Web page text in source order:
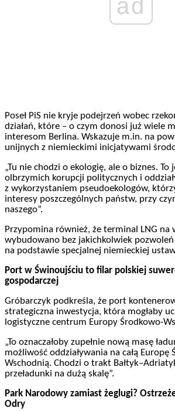
ad
Poseł PiS nie kryje podejrzeń wobec
działań, które – o czym donosi już wiele
interesom Berlina. Wskazuje m.in. na
unijnych z niemieckimi inicjatywami
„Tu nie chodzi o ekologię, ale o biznes. To
olbrzymich korupcji politycznych i
z wykorzystaniem pseudoekologów,
interesy poszczególnych państw, przy
naszego”.
Przypomina również, że terminal LNG na
wybudowano bez jakichkolwiek
na podstawie specjalnej niemieckiej
Port w Świnoujściu to filar polskiej
gospodarczej
Gróbarczyk podkreśla, że port
strategiczna inwestycja, która mogłaby
logistyczne centrum Europy Środkowo-
„To oznaczałoby zupełnie nową masę
możliwość oddziaływania na całą Europę
Wschodnią. Chodzi o trakt
przeładunki na dużą skalę”.
Park Narodowy zamiast żeglugi?
Odry